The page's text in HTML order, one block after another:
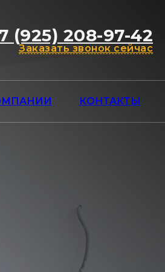
(925) 208-97-42
Заказать звонок сейчас
КОНТАКТЫ